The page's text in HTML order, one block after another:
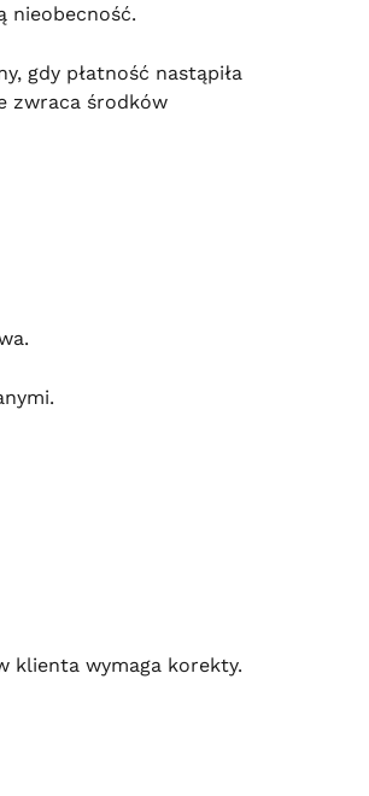
nieobecność.
gdy płatność nastąpiła
zwraca środków
klienta wymaga korekty.